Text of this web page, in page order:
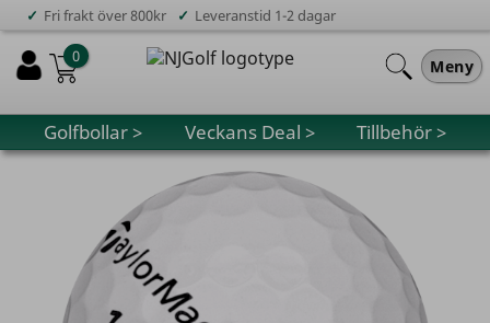
✓ Fri frakt över 800kr ✓ Leveranstid 1-2 dagar
Meny
0
Golfbollar > Veckans Deal > Tillbehör >